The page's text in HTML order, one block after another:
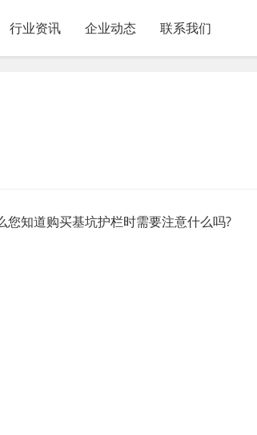
行业资讯 企业动态 联系我们
知道购买基坑护栏时需要注意什么吗?